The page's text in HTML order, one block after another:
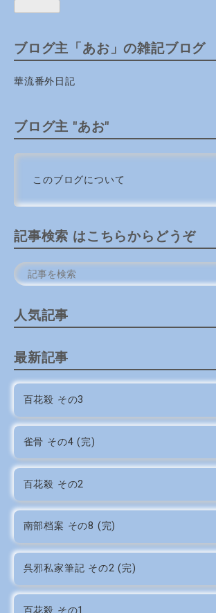
ブログ主「あお」の雑記ブログ
華流番外日記
ブログ主 "あお"
このブログについて
記事検索 はこちらからどうぞ
人気記事
最新記事
百花殺 その3
雀骨 その4 (完)
百花殺 その2
南部档案 その8 (完)
呉邪私家筆記 その2 (完)
百花殺 その1